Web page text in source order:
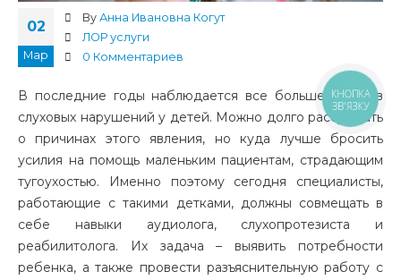
02
Мар
By Анна Ивановна Когут
ЛОР услуги
0 Комментариев
В последние годы наблюдается все больше случаев
слуховых нарушений у детей. Можно долго рассуждать
о причинах этого явления, но куда лучше бросить
усилия на помощь маленьким пациентам, страдающим
тугоухостью. Именно поэтому сегодня специалисты,
работающие с такими детками, должны совмещать в
себе навыки аудиолога, слухопротезиста и
реабилитолога. Их задача – выявить потребности
ребенка, а также провести разъяснительную работу с
КНОПКА
ЗВ'ЯЗКУ